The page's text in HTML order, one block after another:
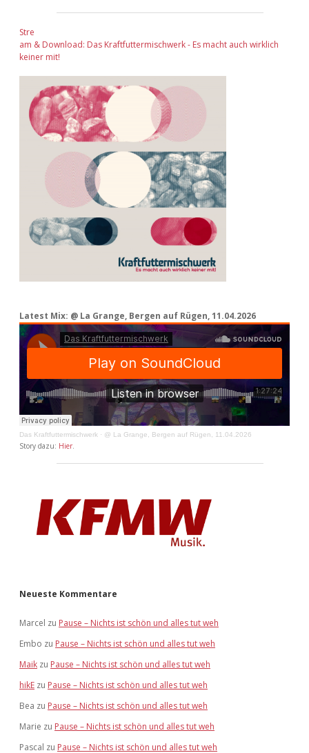
Stre
am & Download: Das Kraftfuttermischwerk - Es macht auch wirklich
keiner mit!
Latest Mix: @ La Grange, Bergen auf Rügen, 11.04.2026
Das Kraftfuttermischwerk · @ La Grange, Bergen auf Rügen, 11.04.2026
Story dazu: Hier
Neueste Kommentare
Marcel zu Pause – Nichts ist schön und alles tut weh
Embo zu Pause – Nichts ist schön und alles tut weh
Maik zu Pause – Nichts ist schön und alles tut weh
hikE zu Pause – Nichts ist schön und alles tut weh
Bea zu Pause – Nichts ist schön und alles tut weh
Marie zu Pause – Nichts ist schön und alles tut weh
Pascal zu Pause – Nichts ist schön und alles tut weh